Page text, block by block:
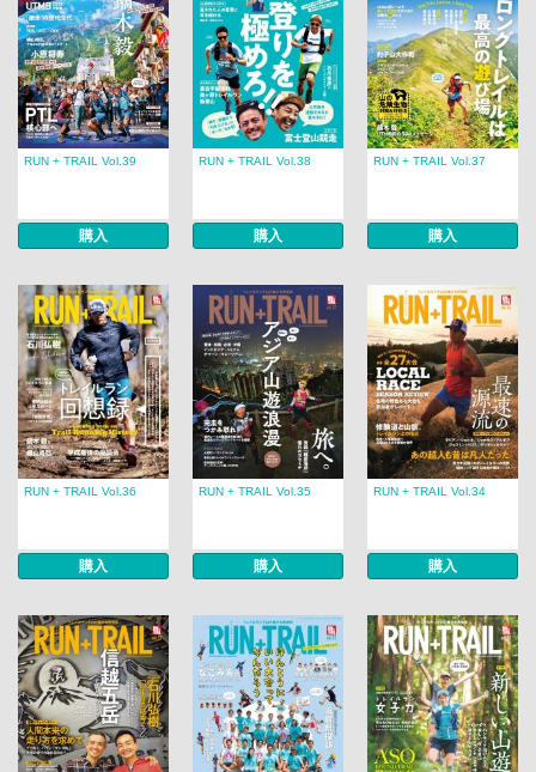
RUN + TRAIL Vol.39
購入
RUN + TRAIL Vol.38
購入
RUN + TRAIL Vol.37
購入
RUN + TRAIL Vol.36
購入
RUN + TRAIL Vol.35
購入
RUN + TRAIL Vol.34
購入